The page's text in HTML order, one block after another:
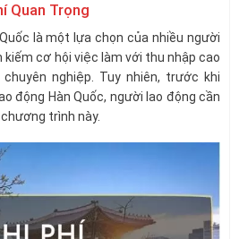
Quan Trọng
là một lựa chọn của nhiều người
kiếm cơ hội việc làm với thu nhập cao
nghiệp. Tuy nhiên, trước khi
động Hàn Quốc, người lao động cần
trình này.